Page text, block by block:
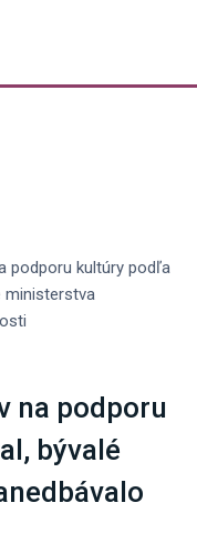
podporu kultúry podľa
ministerstva
na podporu
bývalé